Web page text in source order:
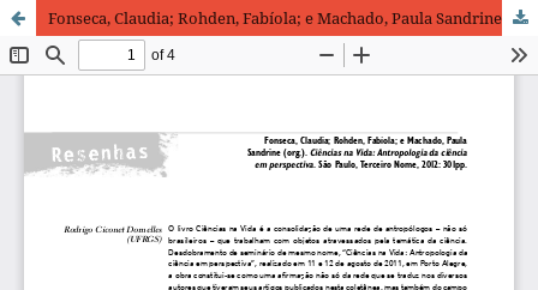
Fonseca, Claudia; Rohden, Fabíola; e Machado, Paula Sandrine (org.). Ciências na Vida: Antropologia da ciência em perspectiva. São Paulo, Terceiro Nome, 2012: 301pp.